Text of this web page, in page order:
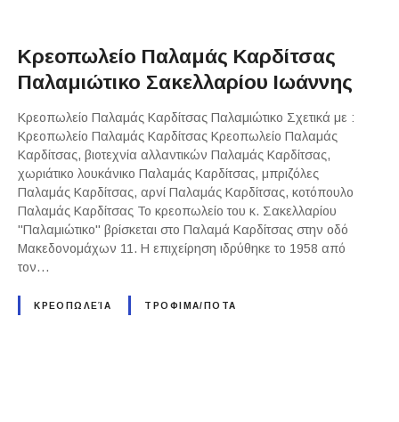
Κρεοπωλείο Παλαμάς Καρδίτσας
Παλαμιώτικο Σακελλαρίου Ιωάννης
Κρεοπωλείο Παλαμάς Καρδίτσας Παλαμιώτικο Σχετικά με :
Κρεοπωλείο Παλαμάς Καρδίτσας Κρεοπωλείο Παλαμάς
Καρδίτσας, βιοτεχνία αλλαντικών Παλαμάς Καρδίτσας,
χωριάτικο λουκάνικο Παλαμάς Καρδίτσας, μπριζόλες
Παλαμάς Καρδίτσας, αρνί Παλαμάς Καρδίτσας, κοτόπουλο
Παλαμάς Καρδίτσας Το κρεοπωλείο του κ. Σακελλαρίου
"Παλαμιώτικο" βρίσκεται στο Παλαμά Καρδίτσας στην οδό
Μακεδονομάχων 11. Η επιχείρηση ιδρύθηκε το 1958 από
τον…
ΚΡΕΟΠΩΛΕΊΑ ΤΡΟΦΙΜΑ/ΠΟΤΑ